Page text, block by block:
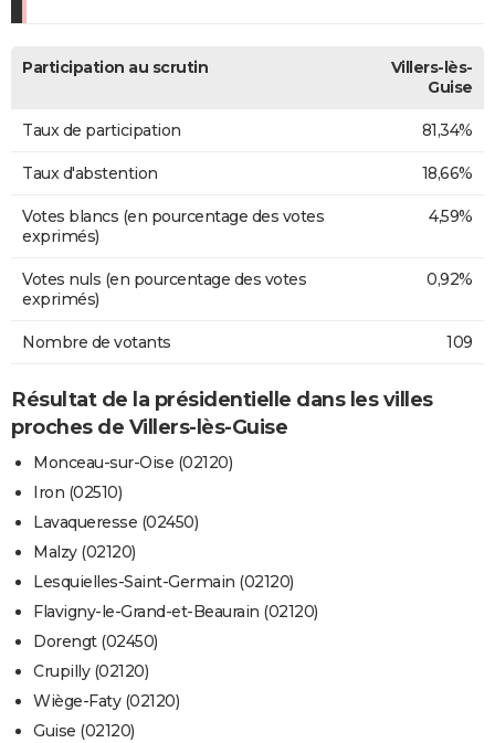
Participation au scrutin
Villers-lès-
Guise
Taux de participation 81,34%
Taux d'abstention 18,66%
Votes blancs (en pourcentage des votes
exprimés)
4,59%
Votes nuls (en pourcentage des votes
exprimés)
0,92%
Nombre de votants 109
Résultat de la présidentielle dans les villes
proches de Villers-lès-Guise
Monceau-sur-Oise (02120)
Iron (02510)
Lavaqueresse (02450)
Malzy (02120)
Lesquielles-Saint-Germain (02120)
Flavigny-le-Grand-et-Beaurain (02120)
Dorengt (02450)
Crupilly (02120)
Wiège-Faty (02120)
Guise (02120)